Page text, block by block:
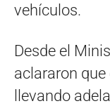
vehículos.
Desde el
aclararon
llevando